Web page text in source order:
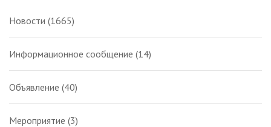
Новости (1665)
Информационное сообщение (14)
Объявление (40)
Мероприятие (3)